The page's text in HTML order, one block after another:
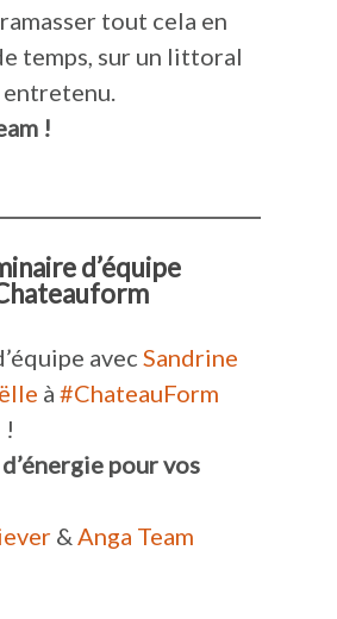
tout cela en
temps, sur un littoral
!
d’équipe
avec Sandrine
à #ChateauForm
!
pour vos
& Anga Team